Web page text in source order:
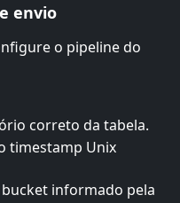
envio
o pipeline do
correto da tabela.
timestamp Unix
informado pela